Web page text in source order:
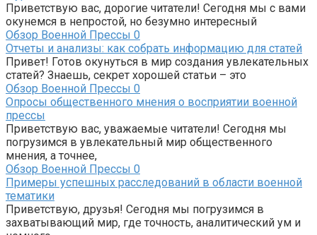
Приветствую вас, дорогие читатели! Сегодня мы с вами
окунемся в непростой, но безумно интересный
Обзор Военной Прессы 0
Отчеты и анализы: как собрать информацию для статей
Привет! Готов окунуться в мир создания увлекательных
статей? Знаешь, секрет хорошей статьи – это
Обзор Военной Прессы 0
Опросы общественного мнения о восприятии военной
прессы
Приветствую вас, уважаемые читатели! Сегодня мы
погрузимся в увлекательный мир общественного
мнения, а точнее,
Обзор Военной Прессы 0
Примеры успешных расследований в области военной
тематики
Приветствую, друзья! Сегодня мы погрузимся в
захватывающий мир, где точность, аналитический ум и